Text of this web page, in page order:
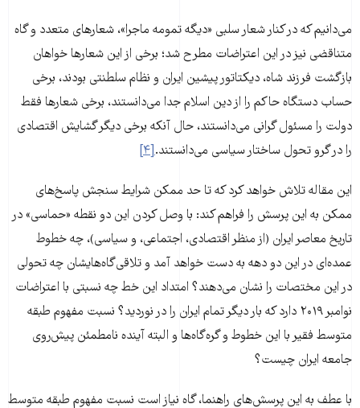
می‌دانیم که در کنار شعار سلبی «دیگه تمومه ماجرا»، شعارهای متعدد و گاه
متناقضی نیز در این اعتراضات مطرح شد؛ برخی از این شعارها خواهان
بازگشت فرزند شاه، دیکتاتور پیشین ایران و نظام سلطنتی بودند، برخی
حساب دستگاه حاکم را از دین اسلام جدا می‌دانستند، برخی شعارها فقط
دولت را مسئول گرانی می‌دانستند، حال آنکه برخی دیگر گشایش اقتصادی
را در گرو تحول ساختار سیاسی می‌دانستند.[۴]
این مقاله تلاش خواهد کرد که تا حد ممکن شرایط سنجش پاسخ‌های
ممکن به این پرسش را فراهم کند: با وصل کردن این دو نقطه «حماسی» در
تاریخ معاصر ایران (از منظر اقتصادی، اجتماعی، و سیاسی)، چه خطوط
عمده‌ای در این دو دهه به دست خواهد آمد و تلاقی‌گاه‌هایشان چه تحولی
در این مختصات را نشان می‌دهند؟ امتداد این خط چه نسبتی با اعتراضات
نوامبر ۲۰۱۹ دارد که بار دیگر تمام ایران را در نوردید؟ نسبت مفهوم طبقه
متوسط فقیر با این خطوط و گره‌گاه‌ها و البته آینده نامطمئن پیش‌روی
جامعه ایران چیست؟
با عطف به این پرسش‌های راهنما، گاه نیاز است نسبت مفهوم طبقه متوسط